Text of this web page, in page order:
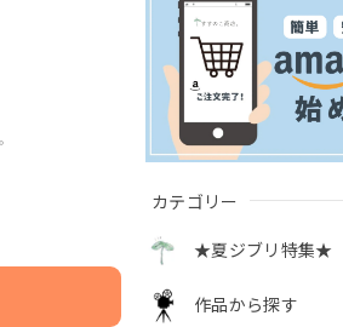
カテゴリー
★夏ジブリ特集★
作品から探す